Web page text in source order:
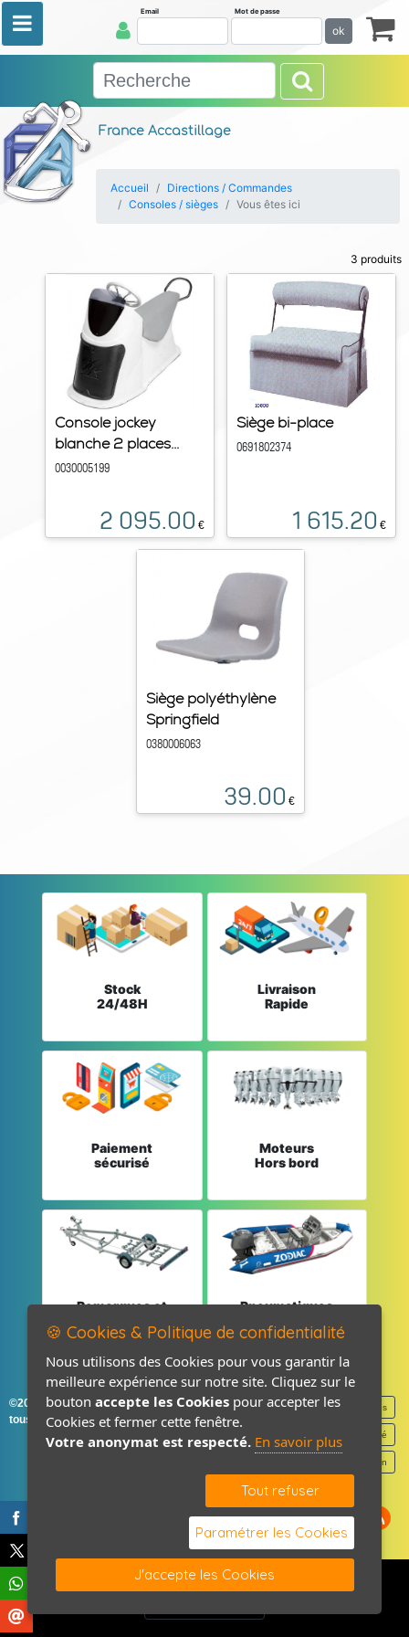
France Accastillage
Email Mot de passe
ok
Accueil
Directions / Commandes
Consoles / sièges
Vous êtes ici
3 produits
Console jockey
blanche 2 places...
0030005199
2 095.00 €
Siège bi-place
0691802374
1 615.20 €
Siège polyéthylène
Springfield
0380006063
39.00 €
Stock
24/48H
Livraison
Rapide
Paiement
sécurisé
Moteurs
Hors bord
Remorques et
Pneumatiques
©2026-2027 France Accastillage
tous droits réservés
Mentions légales
Politique de confidentialité
Contact / Plan
🍪 Cookies & Politique de confidentialité
Nous utilisons des Cookies pour vous garantir la
meilleure expérience sur notre site. Cliquez sur le
bouton accepte les Cookies pour accepter les
Cookies et fermer cette fenêtre.
Votre anonymat est respecté. En savoir plus
Tout refuser
Paramétrer les Cookies
J'accepte les Cookies